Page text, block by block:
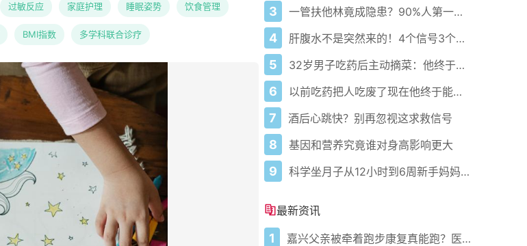
过敏反应 家庭护理 睡眠姿势 饮食管理
BMI指数 多学科联合诊疗
3 一管扶他林竟成隐患？90%人第一步就错了！
4 肝腹水不是突然来的！4个信号3个管理要点别等肚子鼓起来
5 32岁男子吃药后主动摘菜：他终于活过来了？
6 以前吃药把人吃废了现在他终于能好起来了
7 酒后心跳快？别再忽视这求救信号
8 基因和营养究竟谁对身高影响更大
9 科学坐月子从12小时到6周新手妈妈必藏护理攻略
最新资讯
1 嘉兴父亲被牵着跑步康复真能跑？医生悄悄说这5步错一步就白练